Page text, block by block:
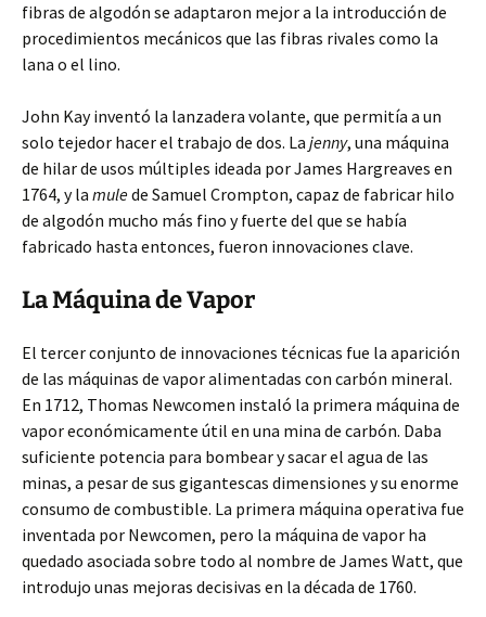
fibras de algodón se adaptaron mejor a la introducción de
procedimientos mecánicos que las fibras rivales como la
lana o el lino.
John Kay inventó la lanzadera volante, que permitía a un
solo tejedor hacer el trabajo de dos. La jenny, una máquina
de hilar de usos múltiples ideada por James Hargreaves en
1764, y la mulede Samuel Crompton, capaz de fabricar hilo
de algodón mucho más fino y fuerte del que se había
fabricado hasta entonces, fueron innovaciones clave.
La Máquina de Vapor
El tercer conjunto de innovaciones técnicas fue la aparición
de las máquinas de vapor alimentadas con carbón mineral.
En 1712, Thomas Newcomen instaló la primera máquina de
vapor económicamente útil en una mina de carbón. Daba
suficiente potencia para bombear y sacar el agua de las
minas, a pesar de sus gigantescas dimensiones y su enorme
consumo de combustible. La primera máquina operativa fue
inventada por Newcomen, pero la máquina de vapor ha
quedado asociada sobre todo al nombre de James Watt, que
introdujo unas mejoras decisivas en la década de 1760.